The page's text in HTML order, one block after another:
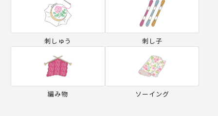
刺しゅう 刺し子
編み物 ソーイング